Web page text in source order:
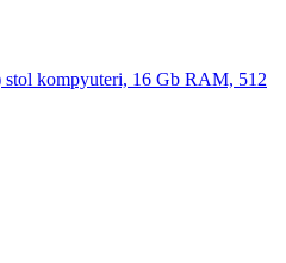
kompyuteri, 16 Gb RAM, 512